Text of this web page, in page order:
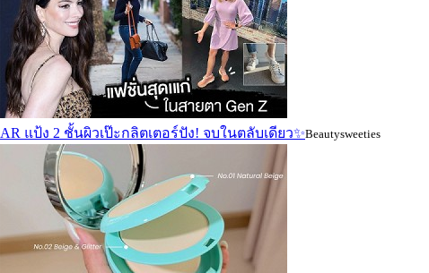
AR แป้ง 2 ชั้นผิวเป๊ะกลิตเตอร์ปัง! จบในตลับเดียว✨Beautysweeties